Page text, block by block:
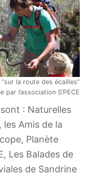
la route des écailles”
par l’association S’PECE
: Naturelles
Amis de la
Planète
Les Balades de
de Sandrine